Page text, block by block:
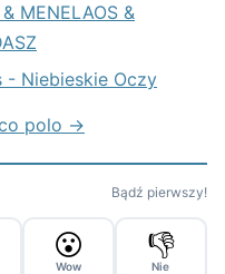
MENELAOS &
- Niebieskie Oczy
polo →
Bądź pierwszy!
😮
Wow
👎
Nie